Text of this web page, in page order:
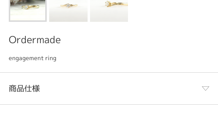
Ordermade
engagement ring
商品仕様